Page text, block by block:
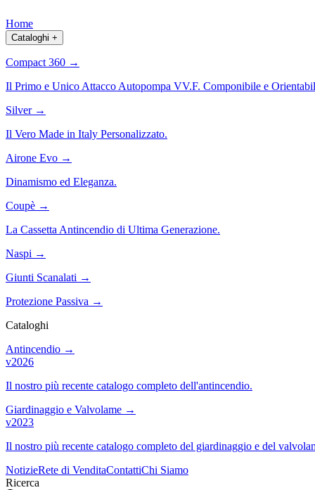
Home
Cataloghi +
Compact 360 →
Il Primo e Unico Attacco Autopompa VV.F. Componibile e
Silver →
Il Vero Made in Italy Personalizzato.
Airone Evo →
Dinamismo ed Eleganza.
Coupè →
La Cassetta Antincendio di Ultima Generazione.
Naspi →
Giunti Scanalati →
Protezione Passiva →
Cataloghi
Antincendio →
v2026
Il nostro più recente catalogo completo dell'antincendio.
Giardinaggio e Valvolame →
v2023
Il nostro più recente catalogo completo del giardinaggio e del
NotizieRete di VenditaContattiChi Siamo
Ricerca